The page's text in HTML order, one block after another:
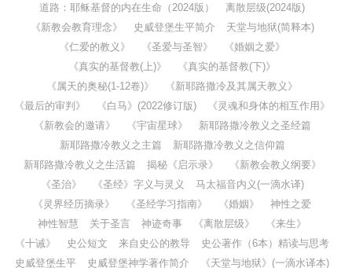
道路：耶稣基督的内在生命（2024版）
离散层级(2024版)
《新教会教育理念》
史威登堡生平简介
天堂与地狱(简释本)
《仁爱的教义》
《圣爱与圣智》
《婚姻之爱》
《真实的基督教(上)》
《真实的基督教(下)》
《属天的奥秘(1-12卷)》
《新耶路撒冷及其属天教义》
《最后的审判》
《白马》(2022修订版)
《灵魂和身体的相互作用》
《新教会的邀请》
《宇宙星球》
新耶路撒冷教义之圣经篇
新耶路撒冷教义之主篇
新耶路撒冷教义之信仰篇
新耶路撒冷教义之生活篇
揭秘《启示录》
《新教会教义纲要》
《圣治》
《圣经》字义与灵义
马太福音内义(一滴水译)
《灵界经历摘录》
《圣经学习指南》 《婚姻》
神性之爱
神性智慧
关于圣言 神迹奇事 《离散层级》
《来生》
《十诫》
史公短文 来自史公的教导
史公著作（6本）精读与思考
史威登堡生平
史威登堡神学著作简介 《天堂与地狱》(一滴水译本)